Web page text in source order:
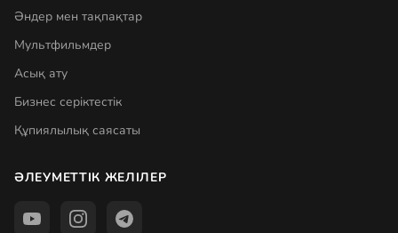
Әндер мен тақпақтар
Мультфильмдер
Асық ату
Бизнес серіктестік
Құпиялылық саясаты
ӘЛЕУМЕТТІК ЖЕЛІЛЕР